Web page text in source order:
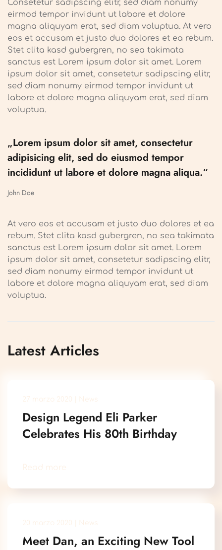
Consetetur sadipscing elitr, sed diam nonumy
eirmod tempor invidunt ut labore et dolore
magna aliquyam erat, sed diam voluptua. At vero
eos et accusam et justo duo dolores et ea rebum.
Stet clita kasd gubergren, no sea takimata
sanctus est Lorem ipsum dolor sit amet. Lorem
ipsum dolor sit amet, consetetur sadipscing elitr,
sed diam nonumy eirmod tempor invidunt ut
labore et dolore magna aliquyam erat, sed diam
voluptua.
„Lorem ipsum dolor sit amet, consectetur
adipisicing elit, sed do eiusmod tempor
incididunt ut labore et dolore magna aliqua.“
John Doe
At vero eos et accusam et justo duo dolores et ea
rebum. Stet clita kasd gubergren, no sea takimata
sanctus est Lorem ipsum dolor sit amet. Lorem
ipsum dolor sit amet, consetetur sadipscing elitr,
sed diam nonumy eirmod tempor invidunt ut
labore et dolore magna aliquyam erat, sed diam
voluptua.
Latest Articles
27 marzo 2020 News
Design Legend Eli Parker
Celebrates His 80th Birthday
Read more
20 marzo 2020 News
Meet Dan, an Exciting New Tool